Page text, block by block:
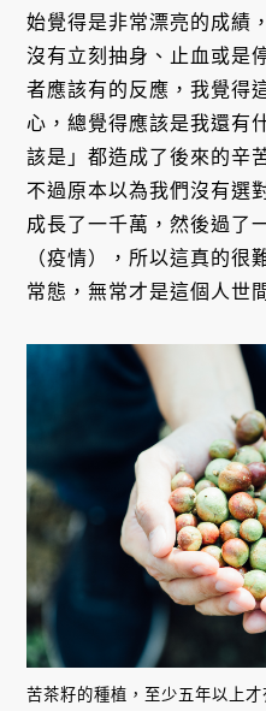
始覺得是非常漂亮的成績
沒有立刻抽身、止血或是
者應該有的反應，我覺得
心，總覺得應該是我還有
該是」都造成了後來的辛
不過原本以為我們沒有選
成長了一千萬，然後過了
（疫情），所以這真的很
常態，無常才是這個人世
苦茶籽的種植，至少五年以上